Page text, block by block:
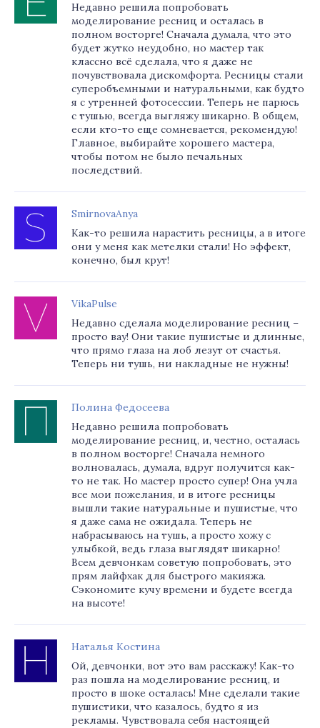
Недавно решила попробовать
моделирование ресниц и осталась в
полном восторге! Сначала думала, что это
будет жутко неудобно, но мастер так
классно всё сделала, что я даже не
почувствовала дискомфорта. Ресницы стали
суперобъемными и натуральными, как будто
я с утренней фотосессии. Теперь не парюсь
с тушью, всегда выгляжу шикарно. В общем,
если кто-то еще сомневается, рекомендую!
Главное, выбирайте хорошего мастера,
чтобы потом не было печальных
последствий.
SmirnovaAnya
Как-то решила нарастить ресницы, а в итоге
они у меня как метелки стали! Но эффект,
конечно, был крут!
VikaPulse
Недавно сделала моделирование ресниц –
просто вау! Они такие пушистые и длинные,
что прямо глаза на лоб лезут от счастья.
Теперь ни тушь, ни накладные не нужны!
Полина Федосеева
Недавно решила попробовать
моделирование ресниц, и, честно, осталась
в полном восторге! Сначала немного
волновалась, думала, вдруг получится как-
то не так. Но мастер просто супер! Она учла
все мои пожелания, и в итоге ресницы
вышли такие натуральные и пушистые, что
я даже сама не ожидала. Теперь не
набрасываюсь на тушь, а просто хожу с
улыбкой, ведь глаза выглядят шикарно!
Всем девчонкам советую попробовать, это
прям лайфхак для быстрого макияжа.
Сэкономите кучу времени и будете всегда
на высоте!
Наталья Костина
Ой, девчонки, вот это вам расскажу! Как-то
раз пошла на моделирование ресниц, и
просто в шоке осталась! Мне сделали такие
пушистики, что казалось, будто я из
рекламы. Чувствовала себя настоящей